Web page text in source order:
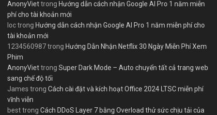
AnonyViettrong Hướng dẫn cách nhận Google AI Pro 1 năm miễn
phí cho tài khoản mới
loctrong Hướng dẫn cách nhận Google AI Pro 1 năm miễn phí cho
tài khoản mới
1234560987trong Hướng Dẫn Nhận Netflix 30 Ngày Miễn Phí Xem
Phim
AnonyViettrong Super Dark Mode – Auto chuyển tất cả trang web
sang chế độ tối
James trong Cách cài đặt và kích hoạt Office 2024 LTSC miễn phí
vĩnh viễn
besttrong Cách DDoS Layer 7 bằng Overload thử sức chịu tải của